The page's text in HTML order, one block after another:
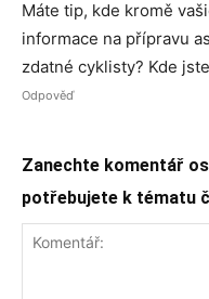
Máte tip, kde kromě
informace na přípravu
zdatné cyklisty? Kde
Odpověď
Zanechte komentář
potřebujete k tématu